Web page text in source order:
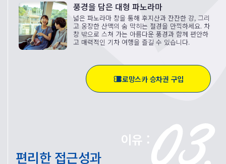
풍경을 담은 대형 파노라마
넓은 파노라마 창을 통해 후지산과 잔잔한 강, 그리
고 웅장한 산맥의 숨 막히는 절경을 만끽하세요. 차
창 밖으로 스쳐 가는 아름다운 풍경과 함께 편안하
고 매력적인 기차 여행을 즐길 수 있습니다.
로망스카 승차권 구입
편리한 접근성과
이유 :